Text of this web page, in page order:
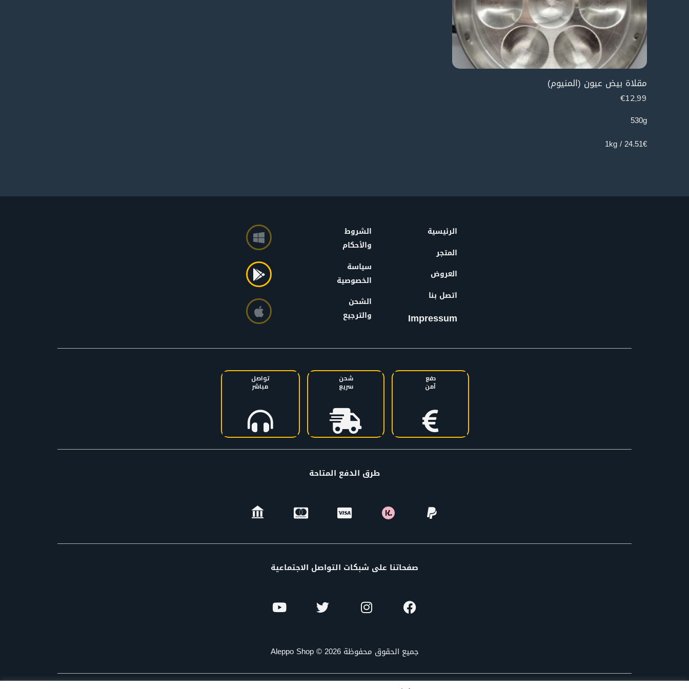
مقلاة بيض عيون (المنيوم)
€12,99
530g
24.51€ / 1kg
الرئيسية
المتجر
العروض
اتصل بنا
Impressum
الشروط
والأحكام
سياسة
الخصوصية
الشحن
والترجيع
دفع
آمن
شحن
سريع
تواصل
مباشر
طرق الدفع المتاحة
صفحاتنا على شبكات التواصل الاجتماعية
جميع الحقوق محفوظة Aleppo Shop © 2026